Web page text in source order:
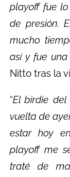
playoff fue
de presión.
mucho
así y fue
Nitto tras la
“El birdie del
vuelta de
estar hoy
playoff me
traté de